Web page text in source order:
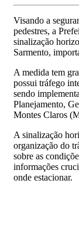
Visando a
pedestres, a
sinalização
Sarmento,
A medida tem
possui tráfego
sendo
Planejamento,
Montes Claros
A sinalização
organização do
sobre as
informações
onde estacionar.